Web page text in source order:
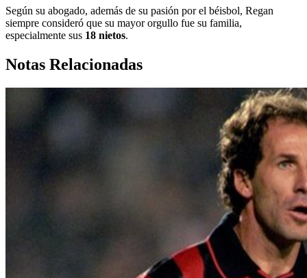
Según su abogado, además de su pasión por el béisbol, Regan
siempre consideró que su mayor orgullo fue su familia,
especialmente sus 18 nietos.
Notas Relacionadas